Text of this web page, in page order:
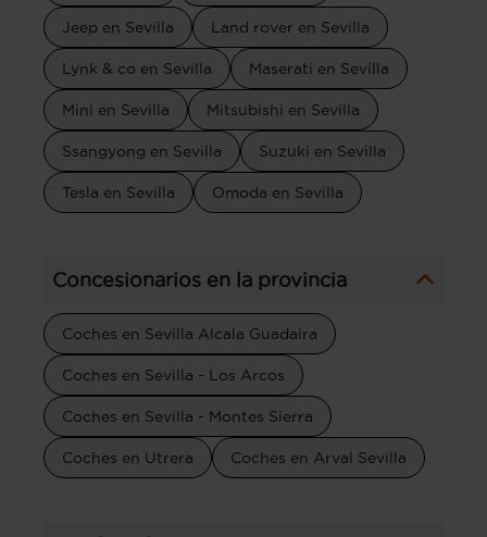
Jeep en Sevilla Land rover en Sevilla
Lynk & co en Sevilla Maserati en Sevilla
Mini en Sevilla Mitsubishi en Sevilla
Ssangyong en Sevilla Suzuki en Sevilla
Tesla en Sevilla Omoda en Sevilla
Concesionarios en la provincia
Coches en Sevilla Alcala Guadaira
Coches en Sevilla - Los Arcos
Coches en Sevilla - Montes Sierra
Coches en Utrera Coches en Arval Sevilla